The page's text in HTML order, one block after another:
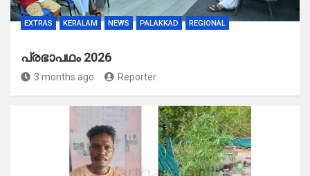
EXTRAS KERALAM NEWS PALAKKAD REGIONAL
പ്രഭാപഥം 2026
3 months ago Reporter